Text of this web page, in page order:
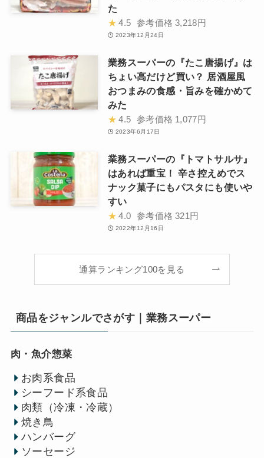
た
★ 4.5 参考価格 3,218円
2023年12月24日
業務スーパーの『たこ唐揚げ』は
ちょい高だけど買い？ 居酒屋風
おつまみの食感・旨みを確かめて
みた
★ 4.5 参考価格 1,077円
2023年6月17日
業務スーパーの『トマトサルサ』
はあれば重宝！ 辛さ控えめでス
ナック菓子にもパスタにも使いや
すい
★ 4.0 参考価格 321円
2022年12月16日
通算ランキング100を見る
商品をジャンルでさがす｜業務スーパー
肉・魚介惣菜
お肉系食品
シーフード系食品
肉類（冷凍・冷蔵）
焼き鳥
ハンバーグ
ソーセージ